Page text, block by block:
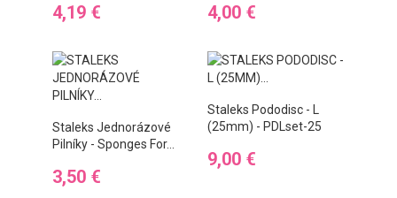
Preis
4,19 € Preis
4,00 €
Staleks Jednorázové
Pilníky - Sponges For...
Preis
3,50 €
Staleks Pododisc - L
(25mm) - PDLset-25
Preis
9,00 €